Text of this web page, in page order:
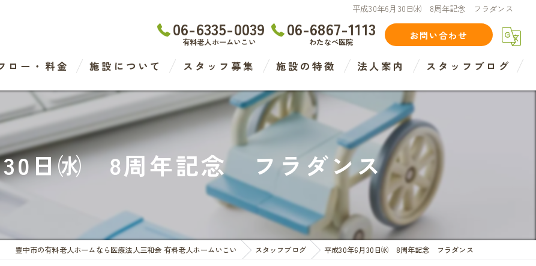
平成30年6月30日㈬ 8周年記念 フラダンス
06-6335-0039
有料老人ホームいこい
06-6867-1113
わたなべ医院
お問い合わせ
ロー・料金 施設について
わたなべ医院
デイケアセンター
有料老人ホーム
スタッフ募集 施設の特徴
住宅型
介護度
認知症度
医療法人
法人案内 スタッフブログ
30日㈬ 8周年記念 フラダンス
豊中市の有料老人ホームなら医療法人三和会 有料老人ホームいこい スタッフブログ 平成30年6月30日㈬ 8周年記念 フラダンス